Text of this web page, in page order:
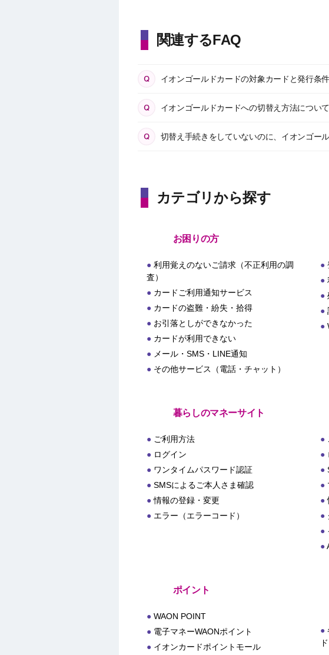
関連するFAQ
イオンゴールドカードの対象カードと発行条
イオンゴールドカードへの切替え方法につい
切替え手続きをしていないのに、イオンゴー
カテゴリから探す
お困りの方
利用覚えのないご請求（不正利用の調
査）
カードご利用通知サービス
カードの盗難・紛失・拾得
お引落としができなかった
カードが利用できない
メール・SMS・LINE通知
その他サービス（電話・チャット）
暮らしのマネーサイト
ご利用方法
ログイン
ワンタイムパスワード認証
SMSによるご本人さま確認
情報の登録・変更
エラー（エラーコード）
ポイント
WAON POINT
電子マネーWAONポイント
イオンカードポイントモール
ド